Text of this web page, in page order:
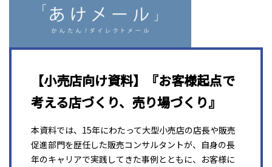
【小売店向け資料】『お客様起点で
考える店づくり、売り場づくり』
本資料では、15年にわたって大型小売店の店長や販売
促進部門を歴任した販売コンサルタントが、自身の長
年のキャリアで実践してきた事例とともに、お客様に